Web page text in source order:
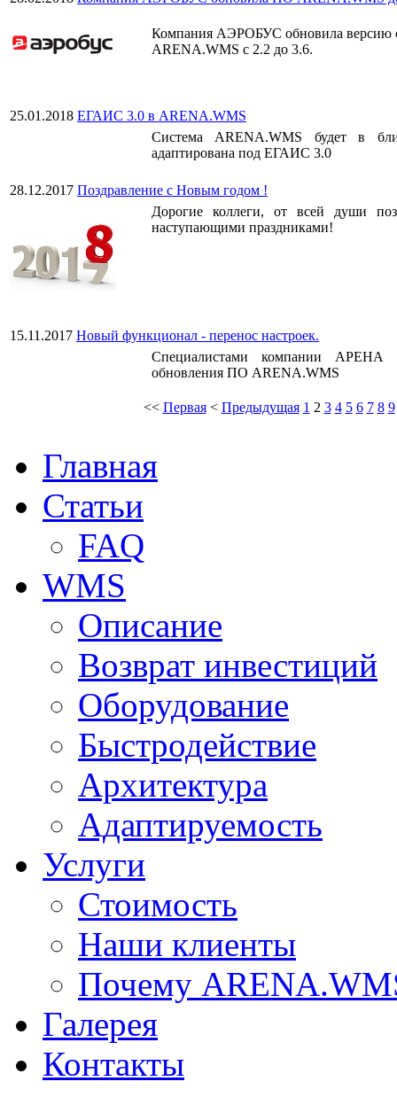
Компания АЭРОБУС обновила версию
ARENA.WMS с 2.2 до 3.6.
25.01.2018 ЕГАИС 3.0 в ARENA.WMS
Система ARENA.WMS будет в
адаптирована под ЕГАИС 3.0
28.12.2017 Поздравление с Новым годом !
Дорогие коллеги, от всей души
наступающими праздниками!
15.11.2017 Новый функционал - перенос настроек.
Специалистами компании АРЕНА
обновления ПО ARENA.WMS
<< Первая< Предыдущая 1 2 3 4 5 6 7 8 9
Главная
Статьи
FAQ
WMS
Описание
Возврат инвестиций
Оборудование
Быстродействие
Архитектура
Адаптируемость
Услуги
Стоимость
Наши клиенты
Почему
Галерея
Контакты